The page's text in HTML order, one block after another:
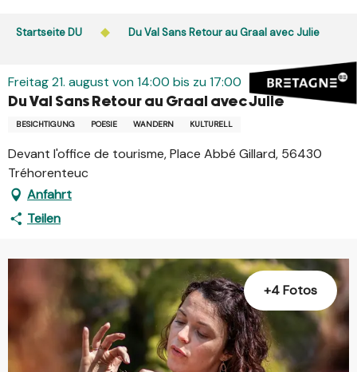
Startseite DU Du Val Sans Retour au Graal avec Julie
Freitag 21. august von 14:00 bis zu 17:00
Du Val Sans Retour au Graal avec Julie
BESICHTIGUNG POESIE WANDERN KULTURELL
Devant l'office de tourisme, Place Abbé Gillard, 56430
Tréhorenteuc
Anfahrt
Teilen
+4 Fotos